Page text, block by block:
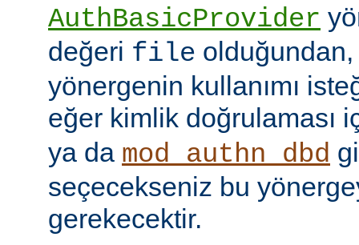
AuthBasicProvider
değeri file
yönergenin kullanımı
eğer kimlik doğrulaması
ya da mod_authn_dbd
seçecekseniz bu
gerekecektir.